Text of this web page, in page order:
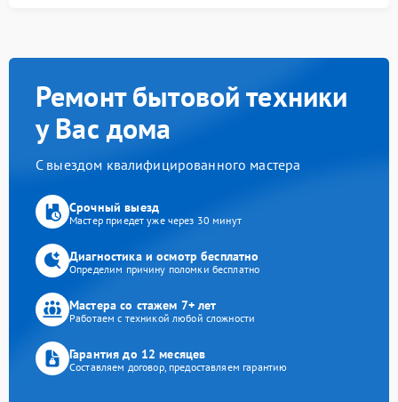
Ремонт бытовой техники
у Вас дома
С выездом квалифицированного мастера
Срочный выезд
Мастер приедет уже через 30 минут
Диагностика и осмотр бесплатно
Определим причину поломки бесплатно
Мастера со стажем 7+ лет
Работаем с техникой любой сложности
Гарантия до 12 месяцев
Составляем договор, предоставляем гарантию